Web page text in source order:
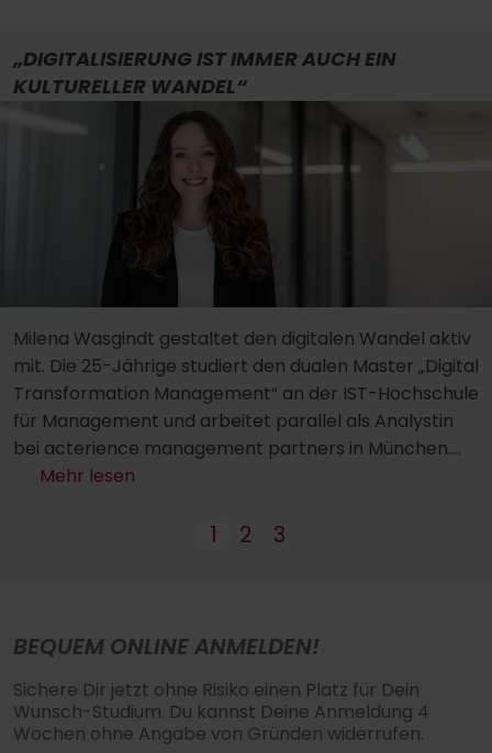
„DIGITALISIERUNG IST IMMER AUCH EIN
KULTURELLER WANDEL“
Milena Wasgindt gestaltet den digitalen Wandel aktiv
mit. Die 25-Jährige studiert den dualen Master „Digital
Transformation Management“ an der IST-Hochschule
für Management und arbeitet parallel als Analystin
bei acterience management partners in München.
Zwischen Beratung, Softwareentwicklung und
dualen Studium perfekt ineinandergreifen – und
Mehr lesen
1 2 3
BEQUEM ONLINE ANMELDEN!
Sichere Dir jetzt ohne Risiko einen Platz für Dein
Wunsch-Studium. Du kannst Deine Anmeldung 4
Wochen ohne Angabe von Gründen widerrufen.